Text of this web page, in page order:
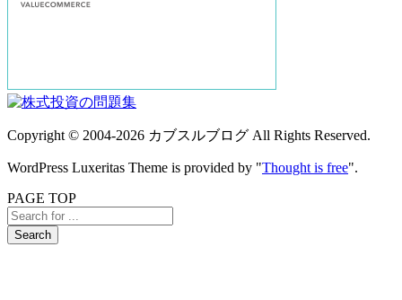
Copyright © 2004-2026 カブスルブログ All Rights Reserved.
WordPress Luxeritas Theme is provided by "Thought is free".
PAGE TOP